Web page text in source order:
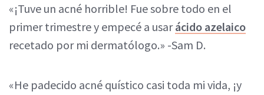
«¡Tuve un acné horrible! Fue sobre todo en el
primer trimestre y empecé a usarácido azelaico
recetado por mi dermatólogo.» -Sam D.
«He padecido acné quístico casi toda mi vida, ¡y